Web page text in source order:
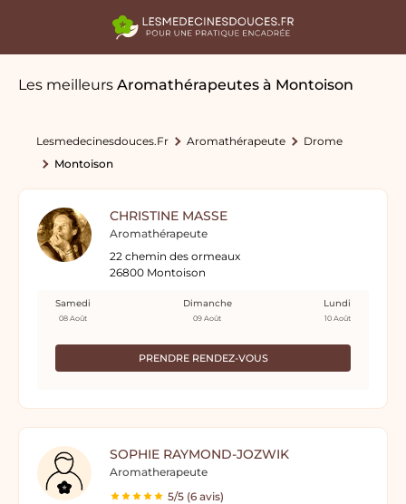
Les meilleurs Aromathérapeutes à Montoison
Lesmedecinesdouces.fr Aromathérapeute
Drome
Montoison
CHRISTINE MASSE
Aromathérapeute
22 chemin des ormeaux
26800 Montoison
PRENDRE RENDEZ-VOUS
Samedi
08 Août
Dimanche
09 Août
Lundi
10 Août
SOPHIE RAYMOND-JOZWIK
Aromatherapeute
5/5 (6 avis)